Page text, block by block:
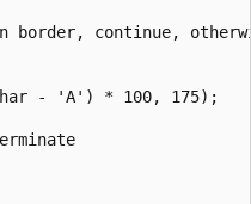
border, continue,
- 'A') * 100, 175);